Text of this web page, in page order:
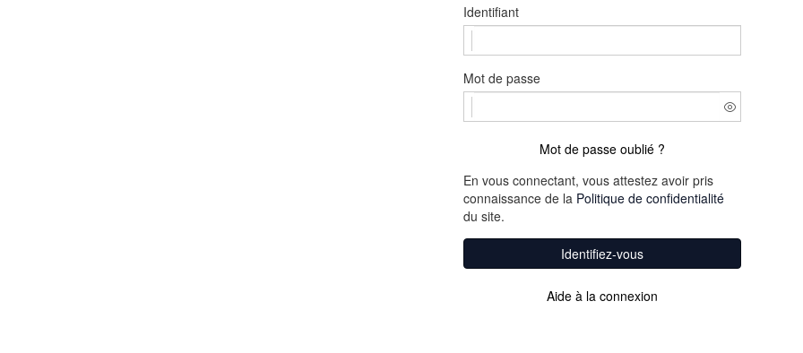
Identifiant
Mot de passe
Mot de passe oublié ?
En vous connectant, vous attestez avoir pris
connaissance de la Politique de confidentialité
du site.
Identifiez-vous
Aide à la connexion